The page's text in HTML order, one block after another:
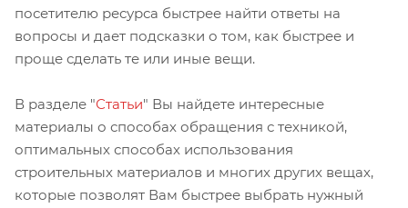
посетителю ресурса быстрее найти ответы на
вопросы и дает подсказки о том, как быстрее и
проще сделать те или иные вещи.
В разделе "Статьи" Вы найдете интересные
материалы о способах обращения с техникой,
оптимальных способах использования
строительных материалов и многих других вещах,
которые позволят Вам быстрее выбрать нужный